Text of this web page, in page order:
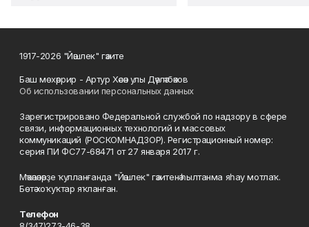
1917-2026 "Йәшлек" гәзите
Баш мөхәррир - Артур Хәсән улы Дәүләтбәков
Об использовании персональных данных
Зарегистрировано Федеральной службой по надзору в сфере
связи, информационных технологий и массовых
коммуникаций (РОСКОМНАДЗОР). Регистрационный номер:
серия ПИ ФС77-68471 от 27 января 2017 г.
Мәҡәләләрҙе ҡулланғанда "Йәшлек" гәзитенә һылтанма яһау мотлаҡ.
Бөтә хоҡуҡтар яҡланған.
Телефон